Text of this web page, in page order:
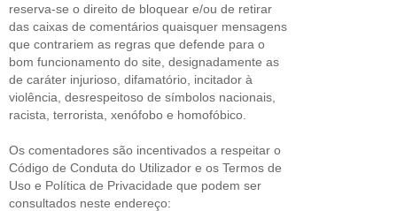
reserva-se o direito de bloquear e/ou de retirar
das caixas de comentários quaisquer mensagens
que contrariem as regras que defende para o
bom funcionamento do site, designadamente as
de caráter injurioso, difamatório, incitador à
violência, desrespeitoso de símbolos nacionais,
racista, terrorista, xenófobo e homofóbico.
Os comentadores são incentivados a respeitar o
Código de Conduta do Utilizador e os Termos de
Uso e Política de Privacidade que podem ser
consultados neste endereço: